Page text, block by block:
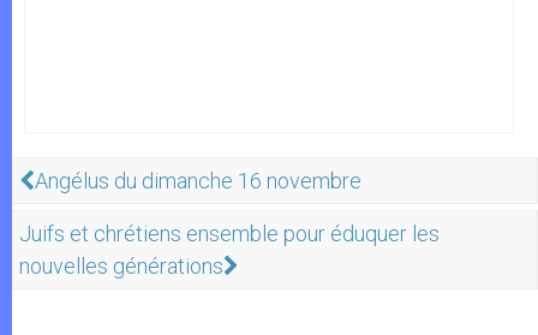
Angélus du dimanche 16 novembre
Juifs et chrétiens ensemble pour éduquer les
nouvelles générations